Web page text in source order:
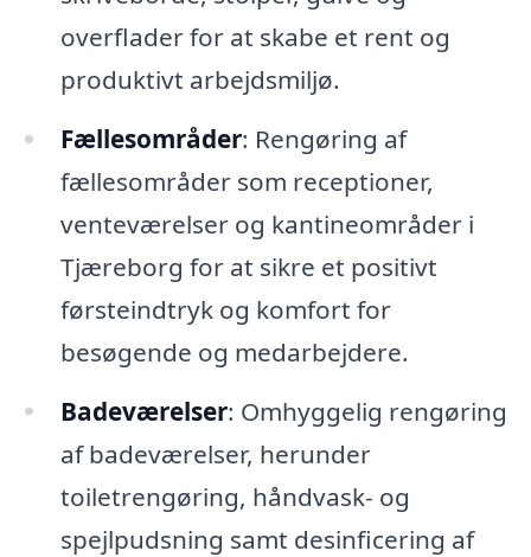
overflader for at skabe et rent og
produktivt arbejdsmiljø.
Fællesområder: Rengøring af
fællesområder som receptioner,
venteværelser og kantineområder i
Tjæreborg for at sikre et positivt
førsteindtryk og komfort for
besøgende og medarbejdere.
Badeværelser: Omhyggelig rengøring
af badeværelser, herunder
toiletrengøring, håndvask- og
spejlpudsning samt desinficering af